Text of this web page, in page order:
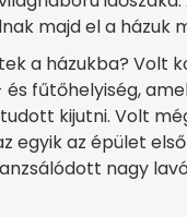
majd el a
a házukba? Volt
fűtőhelyiség,
kijutni. Volt
egyik az épület
nagy